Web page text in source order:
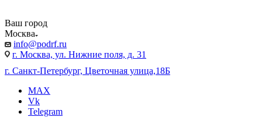
Ваш город
Москва
info@podrf.ru
г. Москва, ул. Нижние поля, д. 31
г. Санкт-Петербург, Цветочная улица,18Б
MAX
Vk
Telegram